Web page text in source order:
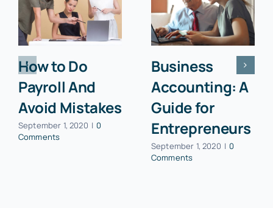
How to Do
Payroll And
Avoid Mistakes
September 1, 2020 | 0
Comments
Business
Accounting: A
Guide for
Entrepreneurs
September 1, 2020 | 0
Comments